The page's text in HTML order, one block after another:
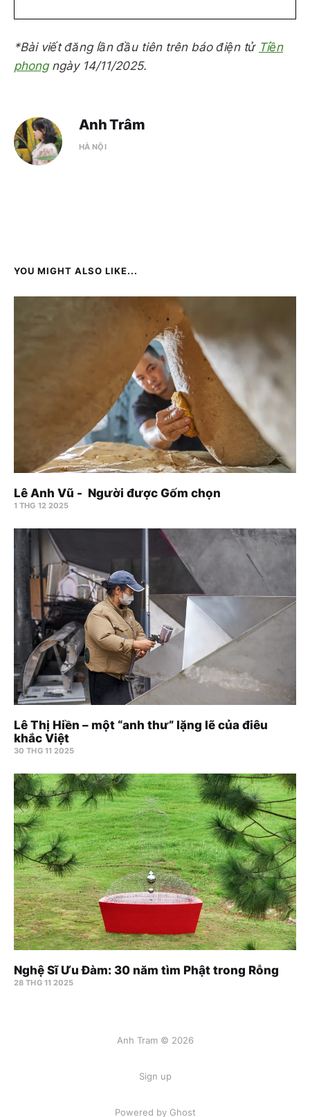
*Bài viết đăng lần đầu tiên trên báo điện tử Tiền
phongngày 14/11/2025.
Anh Trâm
HÀ NỘI
YOU MIGHT ALSO LIKE...
Lê Anh Vũ - Người được Gốm chọn
1 THG 12 2025
Lê Thị Hiền – một “anh thư” lặng lẽ của điêu
khắc Việt
30 THG 11 2025
Nghệ Sĩ Ưu Đàm: 30 năm tìm Phật trong Rỗng
28 THG 11 2025
Anh Tram © 2026
Sign up
Powered by Ghost